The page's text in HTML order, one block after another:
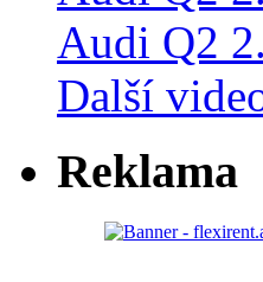
Audi Q2
Další
Reklama